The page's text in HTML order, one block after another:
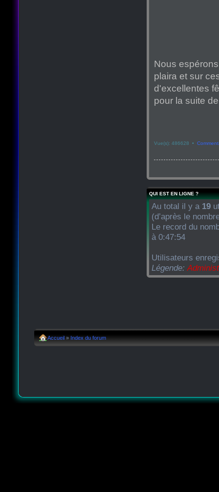
Nous
plaira et sur
d'excellentes
pour la suite
Vue(s): 486628 •
QUI EST EN LIGNE ?
Au total il y a 19
(d’après le
Le record du
à 0:47:54
Utilisateurs
Légende:
Accueil » Index du forum